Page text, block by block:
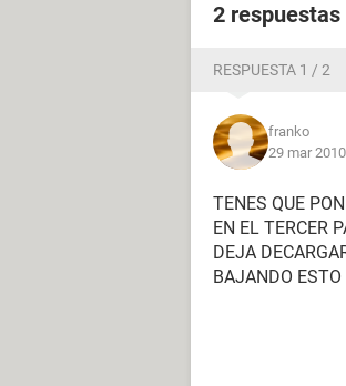
2 respuestas
RESPUESTA 1 / 2
franko
29 mar
TENES QUE
EN EL TERCER
DEJA
BAJANDO ESTO